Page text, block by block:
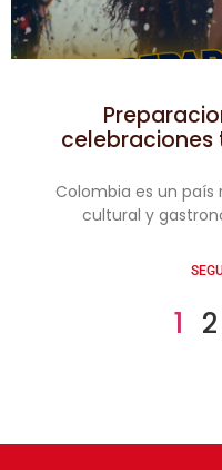
Colombia es un país
cultural y
1 2